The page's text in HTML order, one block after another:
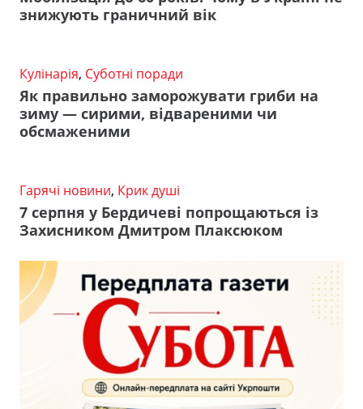
знижують граничний вік
Кулінарія, Суботні поради
Як правильно заморожувати гриби на
зиму — сирими, відвареними чи
обсмаженими
Гарячі новини, Крик душі
7 серпня у Бердичеві попрощаються із
Захисником Дмитром Плаксюком